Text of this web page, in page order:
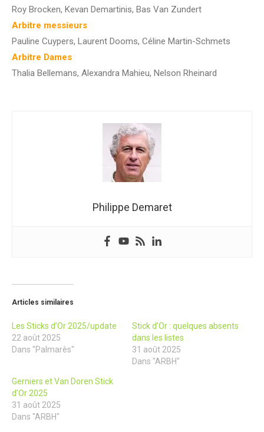
Roy Brocken, Kevan Demartinis, Bas Van Zundert
Arbitre messieurs
Pauline Cuypers, Laurent Dooms, Céline Martin-Schmets
Arbitre Dames
Thalia Bellemans, Alexandra Mahieu, Nelson Rheinard
Philippe Demaret
Articles similaires
Les Sticks d’Or 2025/update
22 août 2025
Dans "Palmarès"
Stick d’Or : quelques absents
dans les listes
31 août 2025
Dans "ARBH"
Gerniers et Van Doren Stick
d’Or 2025
31 août 2025
Dans "ARBH"